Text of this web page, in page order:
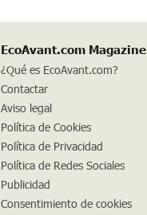
EcoAvant.com Magazine
¿Qué es EcoAvant.com?
Contactar
Aviso legal
Política de Cookies
Política de Privacidad
Política de Redes Sociales
Publicidad
Consentimiento de cookies